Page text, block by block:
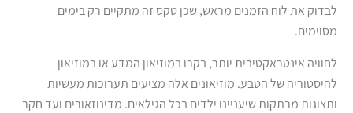
לבדוק את לוח הזמנים מראש, שכן טקס זה מתקיים רק בימים
מסוימים.
לחוויה אינטראקטיבית יותר, בקרו במוזיאון המדע או במוזיאון
להיסטוריה של הטבע. מוזיאונים אלה מציעים תערוכות מעשיות
ותצוגות מרתקות שיעניינו ילדים בכל הגילאים. מדינוזאורים ועד חקר